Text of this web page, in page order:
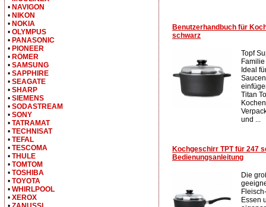
Benutzerhandbuch für
schwarz
Topf
Ideal
Titan
und ...
Kochgeschirr TPT für 247
Bedienungsanleitung
Die
Essen
• NAVIGON
• NIKON
• NOKIA
• OLYMPUS
• PANASONIC
• PIONEER
• RÖMER
• SAMSUNG
• SAPPHIRE
• SEAGATE
• SHARP
• SIEMENS
• SODASTREAM
• SONY
• TATRAMAT
• TECHNISAT
• TEFAL
• TESCOMA
• THULE
• TOMTOM
• TOSHIBA
• TOYOTA
• WHIRLPOOL
• XEROX